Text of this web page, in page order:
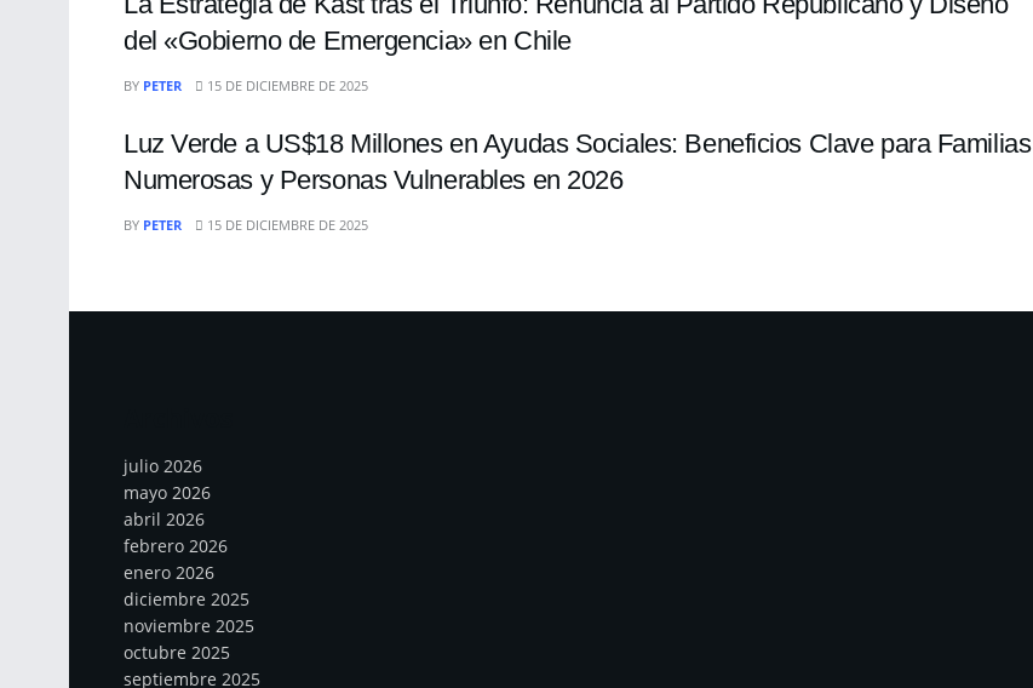
del «Gobierno de Emergencia» en Chile
BY PETER 15 DE DICIEMBRE DE 2025
Luz Verde a US$18 Millones en Ayudas Sociales: Beneficios Clave para Familias
Numerosas y Personas Vulnerables en 2026
BY PETER 15 DE DICIEMBRE DE 2025
julio 2026
mayo 2026
abril 2026
febrero 2026
enero 2026
diciembre 2025
noviembre 2025
octubre 2025
septiembre 2025